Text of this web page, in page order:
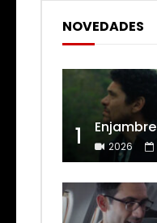
NOVEDADES
1 Enjambre
2026